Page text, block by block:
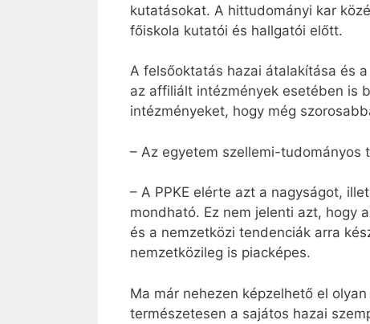
kutatásokat. A hittudományi kar
főiskola kutatói és hallgatói előtt.
A felsőoktatás hazai átalakítása és
az affiliált intézmények esetében is
intézményeket, hogy még
– Az egyetem szellemi-tudományos
– A PPKE elérte azt a nagyságot,
mondható. Ez nem jelenti azt, hogy
és a nemzetközi tendenciák arra
nemzetközileg is piacképes.
Ma már nehezen képzelhető el
természetesen a sajátos hazai